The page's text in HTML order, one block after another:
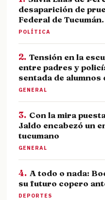
desaparición de
Federal de Tucumán.
POLÍTICA
2. Tensión en la
entre padres y
sentada de alumnos
GENERAL
3. Con la mira
Jaldo encabezó un
tucumano
GENERAL
4. A todo o nada:
su futuro copero
DEPORTES